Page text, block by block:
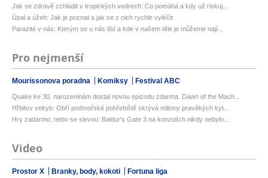
Jak se zdravě zchladit v tropických vedrech: Co pomáhá a kdy už riskuj...
Úpal a úžeh: Jak je poznat a jak se z nich rychle vyléčit
Parazité v nás: Kterým se u nás líbí a kde v našem těle je můžeme nají...
Pro nejmenší
Mourissonova poradna Komiksy Festival ABC
Quake ke 30. narozeninám dostal novou epizodu zdarma. Dawn of the Mach...
Hřbitov velryb: Obří podmořské pohřebiště skrývá miliony pravěkých kyt...
Hry zadarmo, nebo se slevou: Baldur's Gate 3 na konzolích nikdy nebylo...
Video
Prostor X Branky, body, kokoti Fortuna liga